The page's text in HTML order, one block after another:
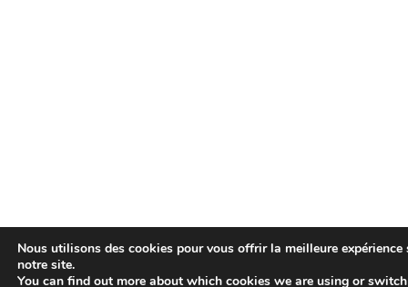
Nous utilisons des cookies pour vous offrir la meilleure expérience
notre site.
You can find out more about which cookies we are using or switch